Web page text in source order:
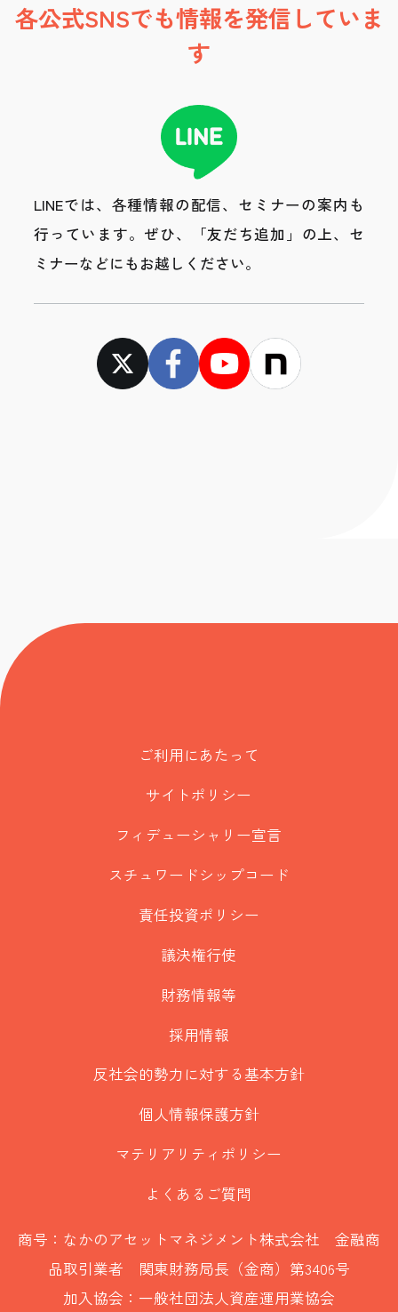
各公式SNSでも情報を発信していま
す
LINEでは、各種情報の配信、セミナーの案内も
行っています。 ぜひ、「友だち追加」の上、セ
ミナーなどにもお越しください。
ご利用にあたって
サイトポリシー
フィデューシャリー宣言
スチュワードシップコード
責任投資ポリシー
議決権行使
財務情報等
採用情報
反社会的勢力に対する基本方針
個人情報保護方針
マテリアリティポリシー
よくあるご質問
商号：なかのアセットマネジメント株式会社 金融商
品取引業者 関東財務局長（金商）第3406号
加入協会：一般社団法人資産運用業協会